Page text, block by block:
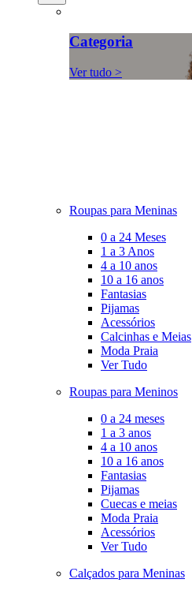
Categoria
Ver tudo >
Roupas para Meninas
0 a 24 Meses
1 a 3 Anos
4 a 10 anos
10 a 16 anos
Fantasias
Pijamas
Acessórios
Calcinhas e Meias
Moda Praia
Ver Tudo
Roupas para Meninos
0 a 24 meses
1 a 3 anos
4 a 10 anos
10 a 16 anos
Fantasias
Pijamas
Cuecas e meias
Moda Praia
Acessórios
Ver Tudo
Calçados para Meninas